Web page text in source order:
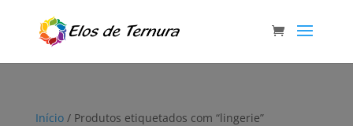
Início/ Produtos etiquetados com “lingerie”